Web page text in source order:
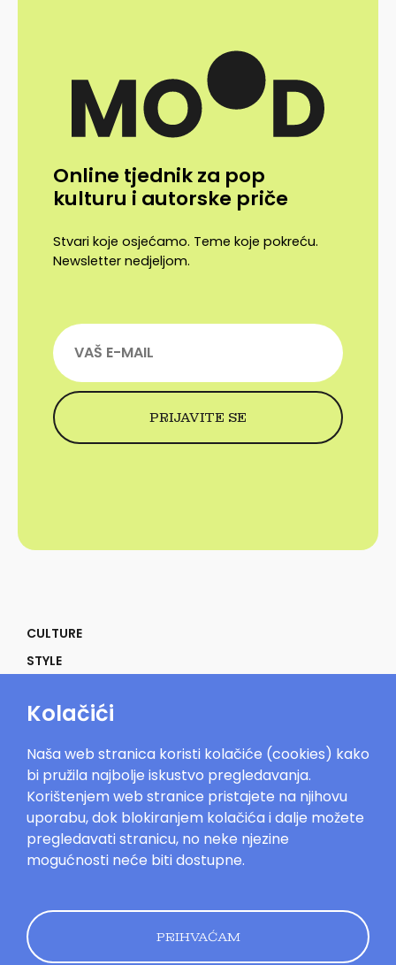
Online tjednik za pop
kulturu i autorske priče
Stvari koje osjećamo. Teme koje pokreću.
Newsletter nedjeljom.
CULTURE
STYLE
POWER
IN THE MOOD
Mood.hr©2023. Sva prava zadržana.
korištenja
Politika kolačića
Pravila
privatnosti
Dizajn by
Kolačići
Naša web stranica koristi kolačiće (cookies) kako
bi pružila najbolje iskustvo pregledavanja.
Korištenjem web stranice pristajete na njihovu
uporabu, dok blokiranjem kolačića i dalje možete
pregledavati stranicu, no neke njezine
mogućnosti neće biti dostupne.
PRIHVAĆAM